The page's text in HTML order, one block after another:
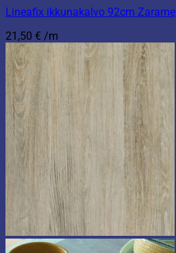
Lineafix ikkunakalvo 92cm Zarame
21,50 € /m